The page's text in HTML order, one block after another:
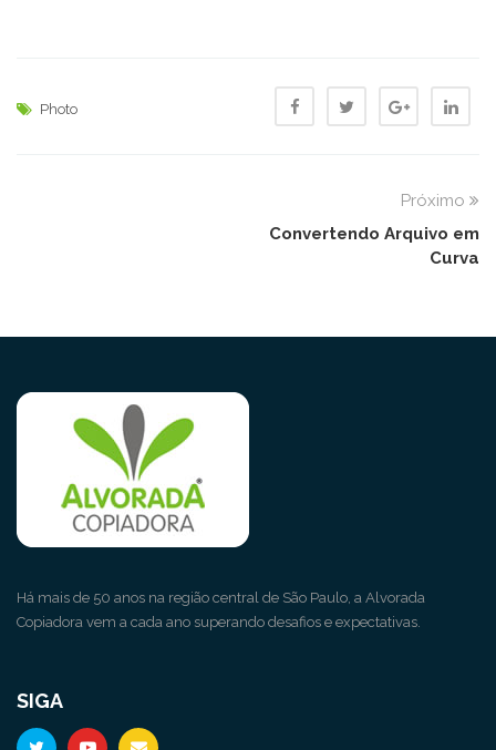
Photo
Próximo
Convertendo Arquivo em
Curva
Há mais de 50 anos na região central de São Paulo, a Alvorada
Copiadora vem a cada ano superando desafios e expectativas.
SIGA